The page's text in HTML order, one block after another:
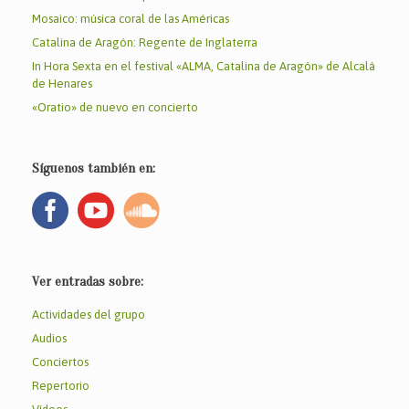
Mosaico: música coral de las Américas
Catalina de Aragón: Regente de Inglaterra
In Hora Sexta en el festival «ALMA, Catalina de Aragón» de Alcalá
de Henares
«Oratio» de nuevo en concierto
Síguenos también en:
Ver entradas sobre:
Actividades del grupo
Audios
Conciertos
Repertorio